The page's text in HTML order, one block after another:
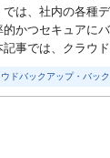
では、社内の各種
的かつセキュアに
記事では、クラウ
ウドバックアップ・バッ